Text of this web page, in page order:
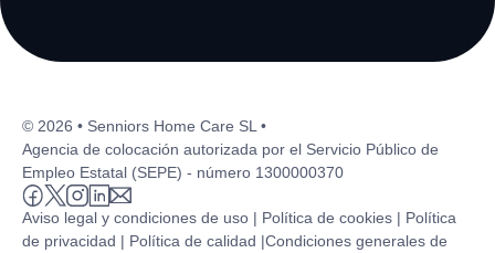
© 2026 • Senniors Home Care SL •
Agencia de colocación autorizada por el Servicio Público de
Empleo Estatal (SEPE) - número 1300000370
Aviso legal y condiciones de uso | Política de cookies | Política
de privacidad | Política de calidad |Condiciones generales de